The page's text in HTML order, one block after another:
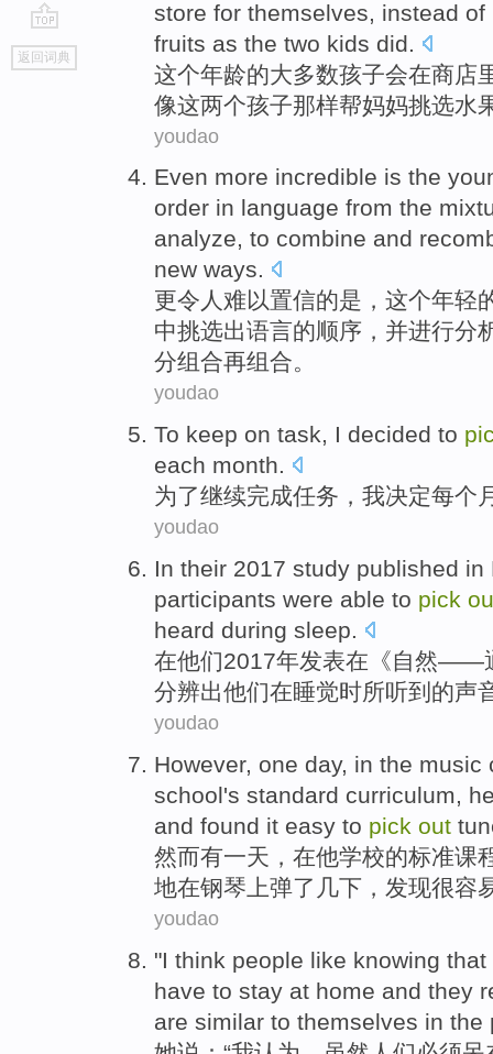
go
top
返回词典
store for themselves instead of
fruits as the two kids did.
这个年龄的大多数孩子会在商店
像这两个孩子那样帮妈妈挑选水
youdao
Even more incredible is the
order in language from the
analyze, to combine and
new ways.
更令人难以置信的是 ， 这个年轻
中挑选出语言的顺序 ， 并进行分
分组合再组合。
youdao
To keep on task, I decided to
each month.
为了继续完成任务，我决定每个
youdao
In their 2017 study published
participants were able to pick
heard during sleep.
在他们2017年发表在《自然——
分辨出他们在睡觉时所听到的声
youdao
However, one day, in the
school's standard curriculum,
and found it easy to pick out
然而有一天，在他学校的标准课
地在钢琴上弹了几下，发现很容
youdao
"I think people like knowing
have to stay at home and they
are similar to themselves in the